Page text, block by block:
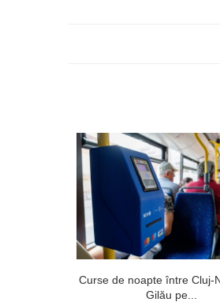
Curse de noapte între Cluj-
Gilău pe...